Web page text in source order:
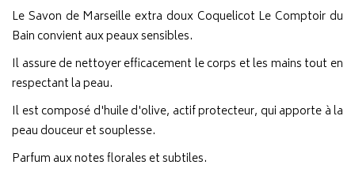
Le Savon de Marseille extra doux Coquelicot Le Comptoir du
Bain convient aux peaux sensibles.
Il assure de nettoyer efficacement le corps et les mains tout en
respectant la peau.
Il est composé d'huile d'olive, actif protecteur, qui apporte à la
peau douceur et souplesse.
Parfum aux notes florales et subtiles.